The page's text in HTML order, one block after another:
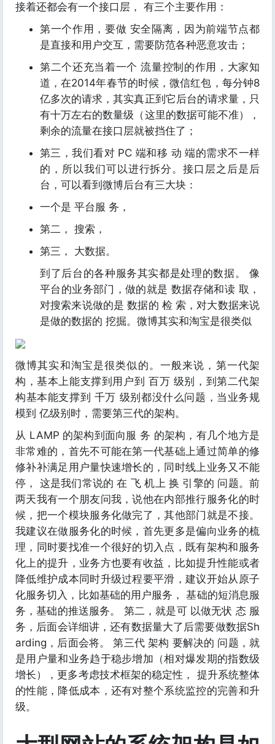
接着还都会有一个接口层， 有三个主要作用：
第一个作用，要做 安全隔离，因为前端节点都
是直接和用户交互，需要防范各种恶意攻击；
第二个还充当着一个 流量控制的作用，大家知
道，在2014年春节的时候，微信红包，每分钟8
亿多次的请求，其实真正到它后台的请求量，只
有十万左右的数量级（这里的数据可能不准），
剩余的流量在接口层就被挡住了；
第三，我们看对 PC 端和移 动 端的需求不一样
的，所以我们可以进行拆分。接口层之后是后
台，可以看到微博后台有三大块：
一个是 平台服 务，
第二， 搜索，
第三， 大数据。
到了后台的各种服务其实都是处理的数据。 像
平台的业务部门，做的就是 数据存储和读 取，
对搜索来说做的是 数据的 检 索，对大数据来说
是做的数据的 挖掘。微博其实和淘宝是很类似
微博其实和淘宝是很类似的。一般来说，第一代架
构，基本上能支撑到用户到 百万 级别，到第二代架
构基本能支撑到 千万 级别都没什么问题，当业务规
模到 亿级别时，需要第三代的架构。
从 LAMP 的架构到面向服 务 的架构，有几个地方是
非常难的，首先不可能在第一代基础上通过简单的修
修补补满足用户量快速增长的，同时线上业务又不能
停， 这是我们常说的 在 飞 机上 换 引擎的 问题。前
两天我有一个朋友问我，说他在内部推行服务化的时
候，把一个模块服务化做完了，其他部门就是不接。
我建议在做服务化的时候，首先更多是偏向业务的梳
理，同时要找准一个很好的切入点，既有架构和服务
化上的提升，业务方也要有收益，比如提升性能或者
降低维护成本同时升级过程要平滑，建议开始从原子
化服务切入，比如基础的用户服务， 基础的短消息服
务，基础的推送服务。 第二，就是可 以做无状 态 服
务，后面会详细讲，还有数据量大了后需要做数据Sh
arding，后面会将。 第三代 架构 要解决的 问题，就
是用户量和业务趋于稳步增加（相对爆发期的指数级
增长），更多考虑技术框架的稳定性， 提升系统整体
的性能，降低成本，还有对整个系统监控的完善和升
级。